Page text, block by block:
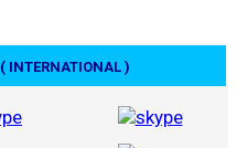
INTERNATIONAL )